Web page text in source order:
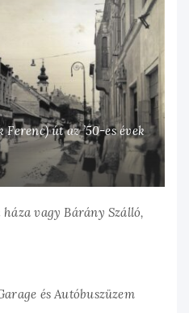
út az ’50-es évek
vagy Bárány Szálló,
és Autóbuszüzem